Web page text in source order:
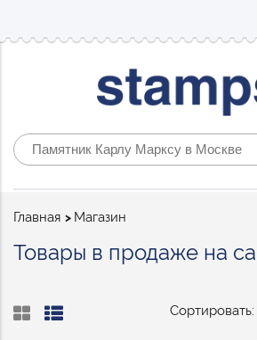
Строка
Главная Магазин
Товары в продаже на